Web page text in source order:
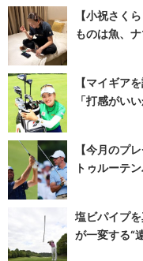
【小祝さく
ものは魚、
【マイギア
「打感がい
【今月のプ
トゥルーテ
塩ビパイプ
が一変する“